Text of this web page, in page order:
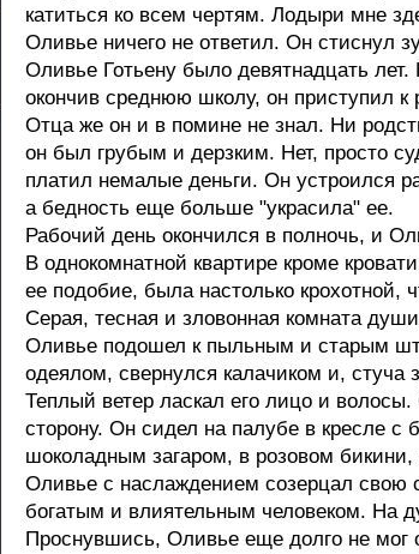
катиться ко всем чертям. Лодыри мне
Оливье ничего не ответил. Он стиснул
Оливье Готьену было девятнадцать
окончив среднюю школу, он приступил
Отца же он и в помине не знал. Ни
он был грубым и дерзким. Нет, просто
платил немалые деньги. Он устроился
а бедность еще больше "украсила" ее.
Рабочий день окончился в полночь, и
В однокомнатной квартире кроме
ее подобие, была настолько
Серая, тесная и зловонная комната
Оливье подошел к пыльным и старым
одеялом, свернулся калачиком и,
Теплый ветер ласкал его лицо и
сторону. Он сидел на палубе в кресле
шоколадным загаром, в розовом
Оливье с наслаждением созерцал свою
богатым и влиятельным человеком. На
Проснувшись, Оливье еще долго не мог